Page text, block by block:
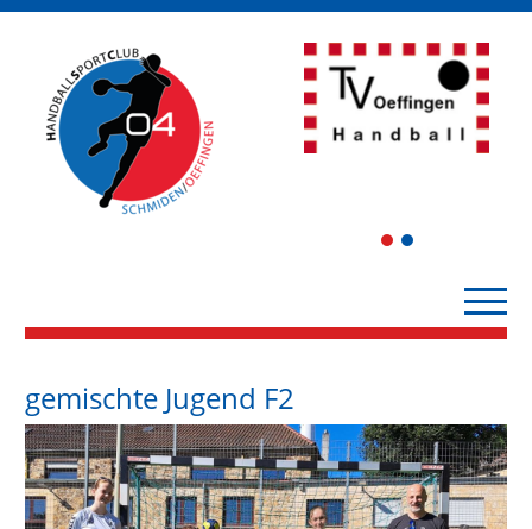
1 2
gemischte Jugend F2